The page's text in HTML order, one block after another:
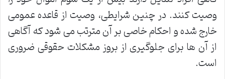
وصیت کنند. در چنین شرایطی، وصیت از قاعده عمومی
خارج شده و احکام خاصی بر آن مترتب می شود که آگاهی
از آن ها برای جلوگیری از بروز مشکلات حقوقی ضروری
است.